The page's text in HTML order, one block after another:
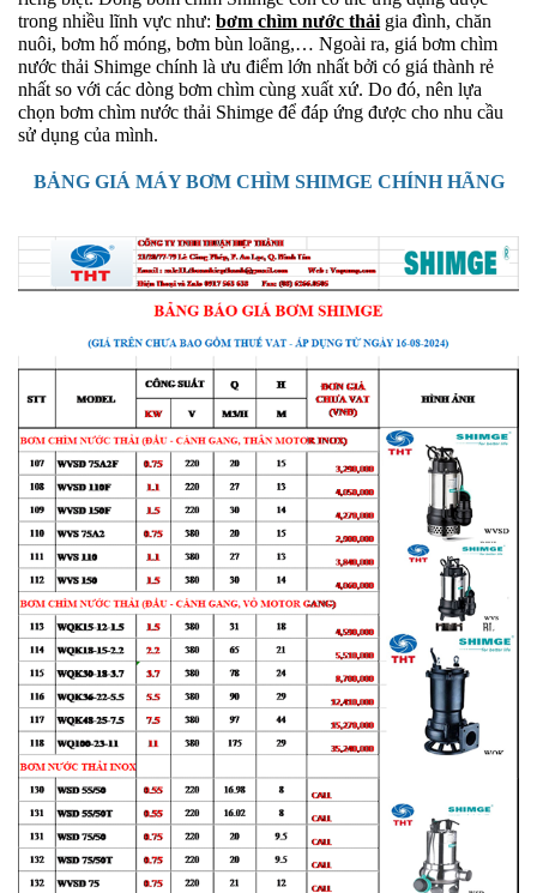
trong nhiều lĩnh vực như: bơm chìm nước thải gia đình, chăn
nuôi, bơm hố móng, bơm bùn loãng,… Ngoài ra, giá bơm chìm
nước thải Shimge chính là ưu điểm lớn nhất bởi có giá thành rẻ
nhất so với các dòng bơm chìm cùng xuất xứ. Do đó, nên lựa
chọn bơm chìm nước thải Shimge để đáp ứng được cho nhu cầu
sử dụng của mình.
BẢNG GIÁ MÁY BƠM CHÌM SHIMGE CHÍNH HÃNG